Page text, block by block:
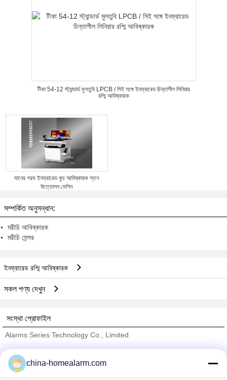
টীকা 54-12 স্ট্যান্ডার্ড মুলতুবি LPCB / সিই সঙ্গে ইনফ্রারেড চিন্তাশীল লিনিয়ার
রশ্মি আবিষ্কারক
মানের গরম ইনফ্রারেড কুচ আবিষ্কারক স্তন
উত্তোলন মেশিন
সম্পর্কিত অনুসন্ধান:
মরীচি আবিষ্কারক
মরীচি সেন্সর
ইনফ্রারেড রশ্মি আবিষ্কারক
সকল পণ্য দেখুন
সংস্থা প্রোফাইল
Alarms Series Technology Co., Limited
Trust Seal
Verified Suplier
china-homealarm.com